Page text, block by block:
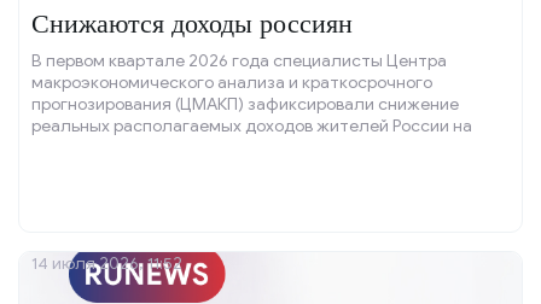
Снижаются доходы россиян
В первом квартале 2026 года специалисты Центра
макроэкономического анализа и краткосрочного
прогнозирования (ЦМАКП) зафиксировали снижение
реальных располагаемых доходов жителей России на
14 июля 2026, 11:52